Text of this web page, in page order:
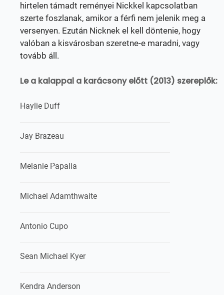
hirtelen támadt reményei Nickkel kapcsolatban
szerte foszlanak, amikor a férfi nem jelenik meg a
versenyen. Ezután Nicknek el kell döntenie, hogy
valóban a kisvárosban szeretne-e maradni, vagy
tovább áll.
Le a kalappal a karácsony előtt (2013) szereplők:
Haylie Duff
Jay Brazeau
Melanie Papalia
Michael Adamthwaite
Antonio Cupo
Sean Michael Kyer
Kendra Anderson